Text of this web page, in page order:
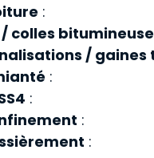
:
colles
/ gaines
:
:
:
: